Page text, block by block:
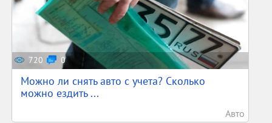
720 0
Можно ли снять авто с учета? Сколько
можно ездить ...
Авто